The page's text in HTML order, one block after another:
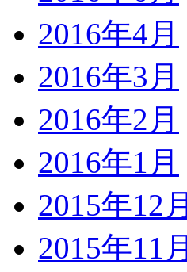
2016年4月
2016年3月
2016年2月
2016年1月
2015年12月
2015年11月